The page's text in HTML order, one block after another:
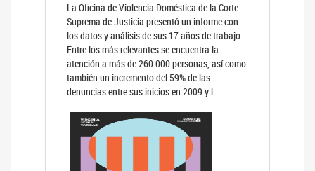
La Oficina de Violencia Doméstica de la Corte
Suprema de Justicia presentó un informe con
los datos y análisis de sus 17 años de trabajo.
Entre los más relevantes se encuentra la
atención a más de 260.000 personas, así como
también un incremento del 59% de las
denuncias entre sus inicios en 2009 y l